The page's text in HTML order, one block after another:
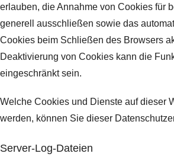
erlauben, die Annahme von Cookies für
generell ausschließen sowie das
Cookies beim Schließen des Browsers
Deaktivierung von Cookies kann die
eingeschränkt sein.
Welche Cookies und Dienste auf dieser
werden, können Sie dieser
Server-Log-Dateien